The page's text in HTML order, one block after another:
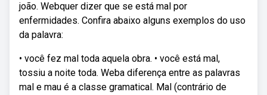
joão. Webquer dizer que se está mal por
enfermidades. Confira abaixo alguns exemplos do uso
da palavra:
• você fez mal toda aquela obra. • você está mal,
tossiu a noite toda. Weba diferença entre as palavras
mal e mau é a classe gramatical. Mal (contrário de